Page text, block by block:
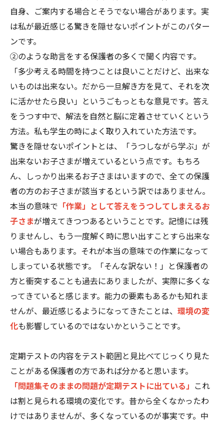
自身、ご案内する場合とそうでない場合があります。実
は私が最近感じる驚きを隠せないポイントがこのパター
ンです。
②のような助言をする保護者の多くで聞く内容です。
「多少考える時間を持つことは良いことだけど、出来な
いものは出来ない。だから一旦解き方を見て、それを次
に活かせたら良い」というごもっともな意見です。答え
をうつす中で、解法を自然と脳に定着させていくという
方法。私も学生の時によく取り入れていた方法です。
驚きを隠せないポイントとは、「うつしながら学ぶ」が
出来ないお子さまが増えているという点です。もちろ
ん、しっかり出来るお子さまはいますので、全ての保護
者の方のお子さまが該当するという訳ではありません。
本当の意味で 「作業」として答えをうつしてしまえるお
子さまが増えてきつつあるということです。記憶には残
りませんし、もう一度解く時に思い出すことすら出来な
い場合もあります。それが本当の意味での作業になって
しまっている状態です。「そんな訳ない！」と保護者の
方と衝突することも過去にありましたが、実際に多くな
ってきていると感じます。能力の要素もあるかも知れま
せんが、最近感じるようになってきたことは、 環境の変
化も影響しているのではないかということです。
定期テストの内容をテスト範囲と見比べてじっくり見た
ことがある保護者の方であれば分かると思います。
「問題集そのままの問題が定期テストに出ている」 これ
は割と見られる環境の変化です。昔から全くなかったわ
けではありませんが、多くなっているのが事実です。中